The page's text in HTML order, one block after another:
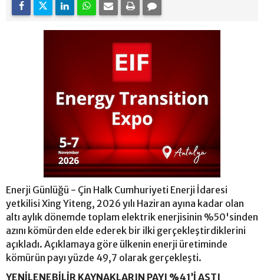
Enerji Günlüğü - Çin Halk Cumhuriyeti Enerji İdaresi
yetkilisi Xing Yiteng, 2026 yılı Haziran ayına kadar olan
altı aylık dönemde toplam elektrik enerjisinin %50'sinden
azını kömürden elde ederek bir ilki gerçekleştirdiklerini
açıkladı. Açıklamaya göre ülkenin enerji üretiminde
kömürün payı yüzde 49,7 olarak gerçekleşti.
YENİLENEBİLİR KAYNAKLARIN PAYI %41’İ AŞTI